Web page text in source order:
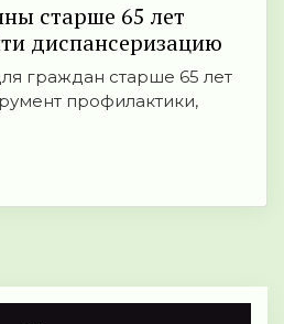
старше 65 лет
диспансеризацию
граждан старше 65 лет
профилактики,